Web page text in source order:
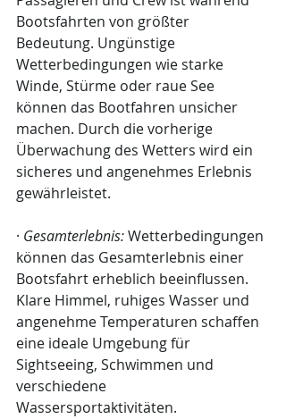
Bootsfahrten von größter
Bedeutung. Ungünstige
Wetterbedingungen wie starke
Winde, Stürme oder raue See
können das Bootfahren unsicher
machen. Durch die vorherige
Überwachung des Wetters wird ein
sicheres und angenehmes Erlebnis
gewährleistet.
· Gesamterlebnis: Wetterbedingungen
können das Gesamterlebnis einer
Bootsfahrt erheblich beeinflussen.
Klare Himmel, ruhiges Wasser und
angenehme Temperaturen schaffen
eine ideale Umgebung für
Sightseeing, Schwimmen und
verschiedene
Wassersportaktivitäten.